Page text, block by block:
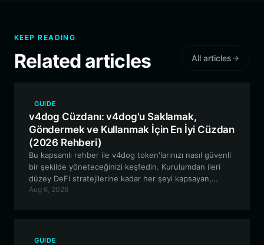
KEEP READING
Related articles All articles
GUIDE
v4dog Cüzdanı: v4dog'u Saklamak,
Göndermek ve Kullanmak İçin En İyi Cüzdan
(2026 Rehberi)
Bu kapsamlı rehber ile v4dog token'larınızı nasıl güvenli
bir şekilde yöneteceğinizi keşfedin. Kurulumdan ileri
düzey DeFi stratejilerine kadar her şeyi kapsayan,
v4dog ile EVM ağında etkileşime geçmek için Bitget
Aug 6, 2026
GUIDE